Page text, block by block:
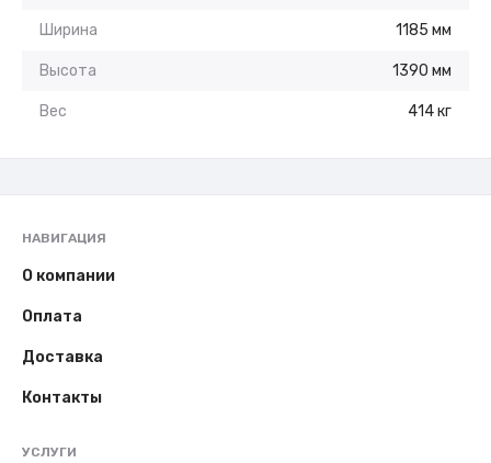
Ширина 1185 мм
Высота 1390 мм
Вес 414 кг
НАВИГАЦИЯ
О компании
Оплата
Доставка
Контакты
УСЛУГИ